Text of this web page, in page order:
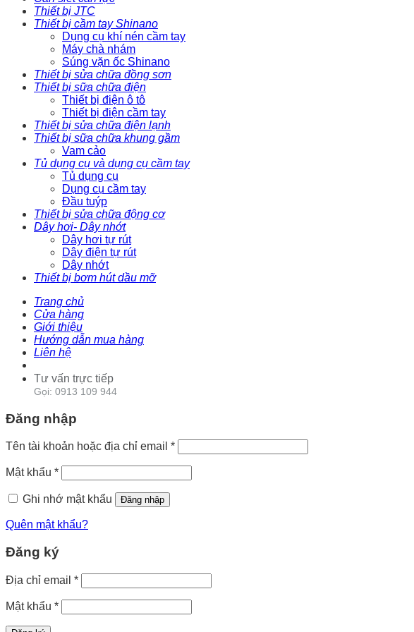
Thiết bị JTC
Thiết bị cầm tay Shinano
Dụng cụ khí nén cầm tay
Máy chà nhám
Súng vặn ốc Shinano
Thiết bị sửa chữa đồng sơn
Thiết bị sữa chữa điện
Thiết bị điện ô tô
Thiết bị điện cầm tay
Thiết bị sửa chữa điện lạnh
Thiết bị sữa chữa khung gầm
Vam cảo
Tủ dụng cụ và dụng cụ cầm tay
Tủ dụng cụ
Dụng cụ cầm tay
Đầu tuýp
Thiết bị sửa chữa động cơ
Dây hơi- Dây nhớt
Dây hơi tự rút
Dây điện tự rút
Dây nhớt
Thiết bị bơm hút dầu mỡ
Trang chủ
Cửa hàng
Giới thiệu
Hướng dẫn mua hàng
Liên hệ
Tư vấn trực tiếp
Gọi: 0913 109 944
Đăng nhập
Tên tài khoản hoặc địa chỉ email *
Mật khẩu *
Ghi nhớ mật khẩu Đăng nhập
Quên mật khẩu?
Đăng ký
Địa chỉ email *
Mật khẩu *